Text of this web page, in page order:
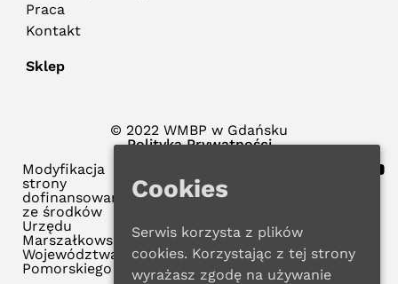
Praca
Kontakt
Sklep
© 2022 WMBP w Gdańsku
Polityka Prywatności
Modyfikacja
strony
dofinansowana
ze środków
Urzędu
Marszałkowskiego
Województwa
Pomorskiego
Cookies
Serwis korzysta z plików
cookies. Korzystając z tej strony
wyrażasz zgodę na używanie